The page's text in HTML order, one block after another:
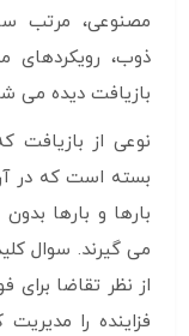
مصنوعی، مرتب
ذوب، رویکردهای
بازیافت دیده می
نوعی از بازیافت
بسته است که در
بارها و بارها
می گیرند. سوال
از نظر تقاضا برای
فزاینده را